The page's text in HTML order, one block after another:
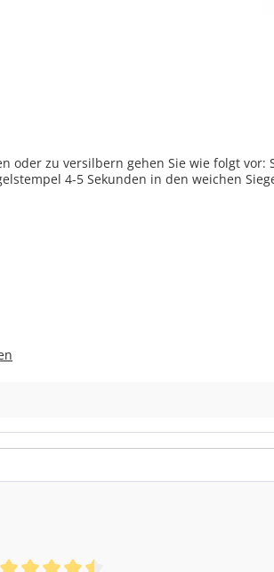
oder zu versilbern gehen Sie wie folgt
4-5 Sekunden in den weichen